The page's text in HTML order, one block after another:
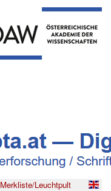
Merkliste/Leuchtpult